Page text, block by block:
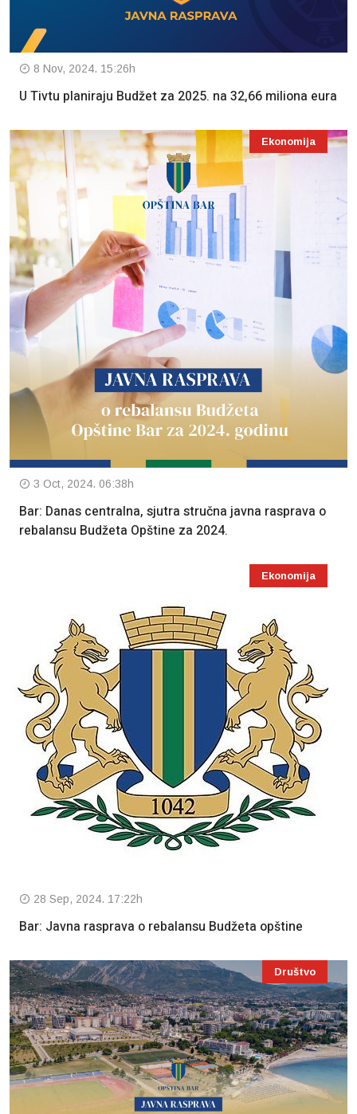
8 Nov, 2024. 15:26h
U Tivtu planiraju Budžet za 2025. na 32,66 miliona eura
Ekonomija
3 Oct, 2024. 06:38h
Bar: Danas centralna, sjutra stručna javna rasprava o
rebalansu Budžeta Opštine za 2024.
Ekonomija
28 Sep, 2024. 17:22h
Bar: Javna rasprava o rebalansu Budžeta opštine
Društvo